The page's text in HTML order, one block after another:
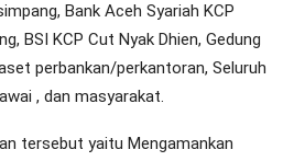
Bank Aceh Syariah KCP
BSI KCP Cut Nyak Dhien, Gedung
perbankan/perkantoran, Seluruh
, dan masyarakat.
tersebut yaitu Mengamankan